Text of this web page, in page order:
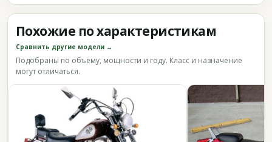
Похожие по характеристикам
Сравнить другие модели →
Подобраны по объёму, мощности и году. Класс и назначение
могут отличаться.